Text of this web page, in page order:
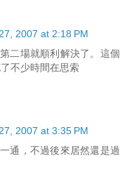
2007 at 2:18 PM
二場就順利解決了。這個
不少時間在思索
2007 at 3:35 PM
通，不過後來居然還是過